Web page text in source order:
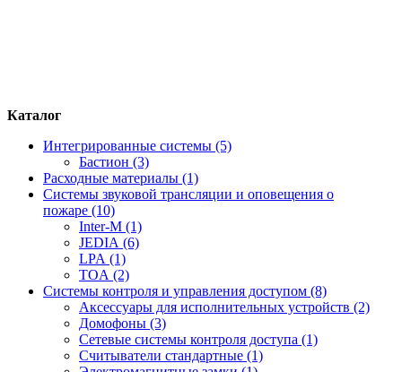
Каталог
Интегрированные системы (5)
Бастион (3)
Расходные материалы (1)
Системы звуковой трансляции и оповещения о
пожаре (10)
Inter-M (1)
JEDIA (6)
LPA (1)
TOA (2)
Системы контроля и управления доступом (8)
Аксессуары для исполнительных устройств (2)
Домофоны (3)
Сетевые системы контроля доступа (1)
Считыватели стандартные (1)